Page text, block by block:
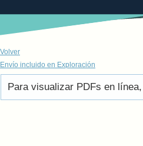
Volver
Envío incluido en Exploración
Para visualizar PDFs en